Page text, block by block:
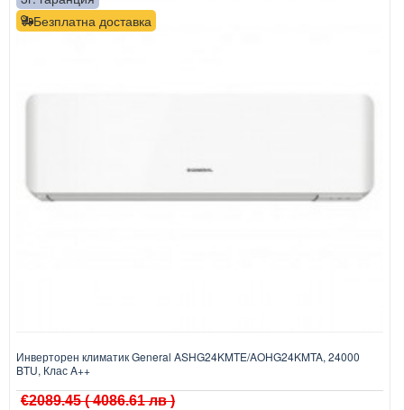
Безплатна доставка
Инверторен климатик General ASHG24KMTE/AOHG24KMTA, 24000
BTU, Клас A++
€2089.45( 4086.61 лв )